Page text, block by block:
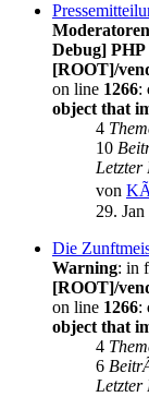
Debug]
[ROOT]/
on line 1266:
object that
4
10
Letzter
von
29.
Die
Warning: in
[ROOT]/
on line 1266:
object that
4
6
Letzter